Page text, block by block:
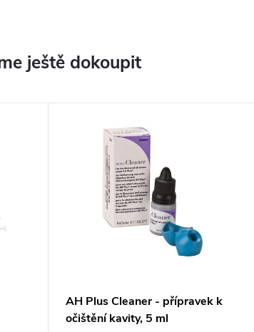
ještě dokoupit
AH Plus Cleaner - přípravek k
očištění kavity, 5 ml